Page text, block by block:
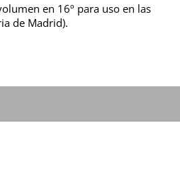
en 16º para uso en las
de Madrid).